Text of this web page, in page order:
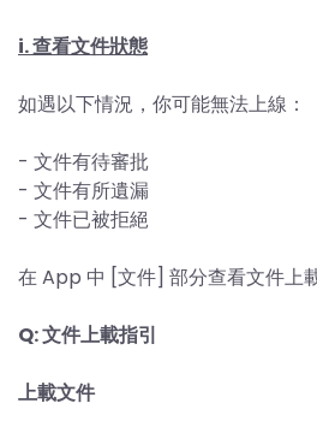
i. 查看文件狀態
如遇以下情況，你可能無法上線：
- 文件有待審批
- 文件有所遺漏
- 文件已被拒絕
在 App 中 [文件] 部分查看文件上
Q: 文件上載指引
上載文件